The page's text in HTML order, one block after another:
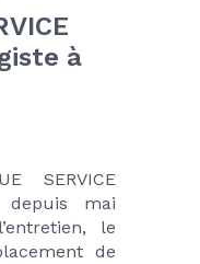
à
SERVICE
depuis mai
le
de